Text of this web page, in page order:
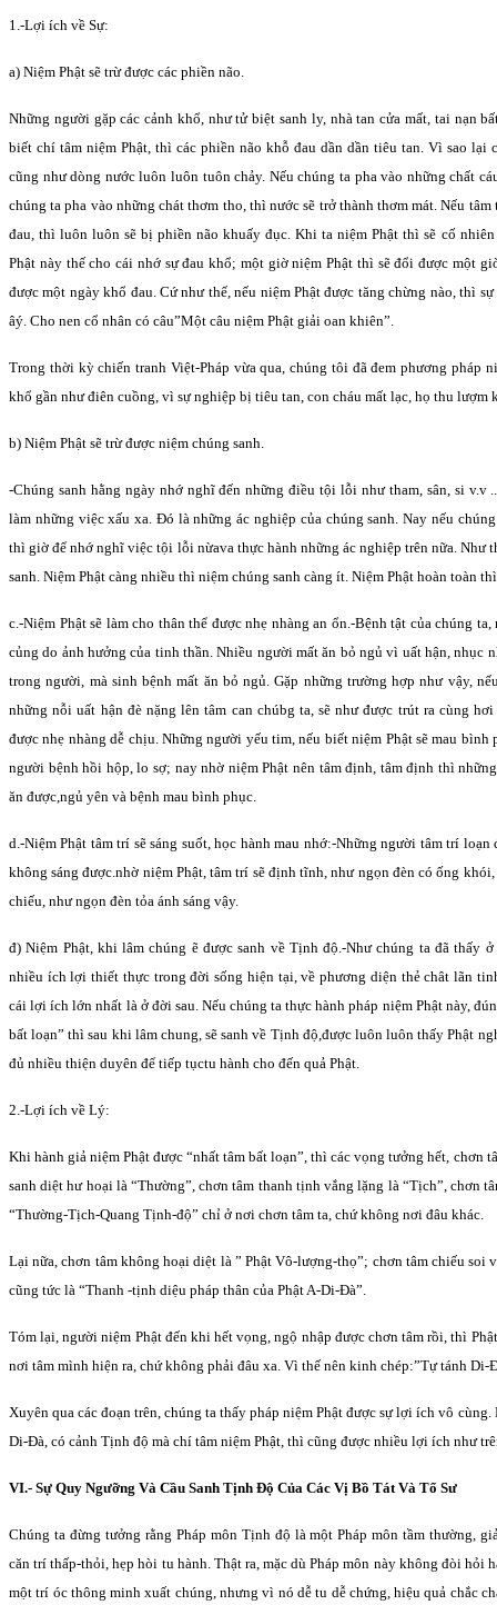
1.-Lợi ích về Sự:
a) Niệm Phật sẽ trừ được các phiền não.
Những người gặp các cảnh khổ, như tử biệt sanh ly, nhà tan cửa mất, tai nạn
biết chí tâm niệm Phật, thì các phiền não khỗ đau dần dần tiêu tan. Vì sao lại
cũng như dòng nước luôn luôn tuôn chảy. Nếu chúng ta pha vào những chất
chúng ta pha vào những chát thơm tho, thì nước sẽ trở thành thơm mát. Nếu
đau, thì luôn luôn sẽ bị phiền não khuấy đục. Khi ta niệm Phật thì sẽ cố
Phật này thế cho cái nhớ sự đau khổ; một giờ niệm Phật thì sẽ đổi được một
được một ngày khổ đau. Cứ như thế, nếu niệm Phật được tăng chừng nào, thì
âý. Cho nen cổ nhân có câu”Một câu niệm Phật giải oan khiên”.
Trong thời kỳ chiến tranh Việt-Pháp vừa qua, chúng tôi đã đem phương pháp
khổ gần như điên cuồng, vì sự nghiệp bị tiêu tan, con cháu mất lạc, họ thu lượm
b) Niệm Phật sẽ trừ được niệm chúng sanh.
-Chúng sanh hằng ngày nhớ nghĩ đến những điều tội lỗi như tham, sân, si v.v
làm những việc xấu xa. Ðó là những ác nghiệp của chúng sanh. Nay nếu
thì giờ để nhớ nghĩ việc tội lỗi nừava thực hành những ác nghiệp trên nữa. Như
sanh. Niệm Phật càng nhiều thì niệm chúng sanh càng ít. Niệm Phật hoàn toàn
c.-Niệm Phật sẽ làm cho thân thể được nhẹ nhàng an ổn.-Bệnh tật của chúng
củng do ảnh hưởng của tinh thần. Nhiều người mất ăn bỏ ngủ vì uất hận, nhục
trong người, mà sinh bệnh mất ăn bỏ ngủ. Gặp những trường hợp như vậy,
những nỗi uất hận đè nặng lên tâm can chúbg ta, sẽ như được trút ra cùng
được nhẹ nhàng dễ chịu. Những người yếu tim, nếu biết niệm Phật sẽ mau
người bệnh hồi hộp, lo sợ; nay nhờ niệm Phật nên tâm định, tâm định thì
ăn được,ngủ yên và bệnh mau bình phục.
d.-Niệm Phật tâm trí sẽ sáng suốt, học hành mau nhớ:-Những người tâm trí
không sáng được.nhờ niệm Phật, tâm trí sẽ định tĩnh, như ngọn đèn có ống
chiếu, như ngọn đèn tỏa ánh sáng vậy.
đ) Niệm Phật, khi lâm chúng ẽ được sanh về Tịnh độ.-Như chúng ta đã thấy
nhiều ích lợi thiết thực trong đời sống hiện tại, về phương diện thẻ chât lãn
cái lợi ích lớn nhất là ở đời sau. Nếu chúng ta thực hành pháp niệm Phật này,
bất loạn” thì sau khi lâm chung, sẽ sanh về Tịnh độ,được luôn luôn thấy Phật
đủ nhiều thiện duyên để tiếp tụctu hành cho đến quả Phật.
2.-Lợi ích về Lý:
Khi hành giả niệm Phật được “nhất tâm bất loạn”, thì các vọng tưởng hết, chơn
sanh diệt hư hoại là “Thường”, chơn tâm thanh tịnh vắng lặng là “Tịch”, chơn
“Thường-Tịch-Quang Tịnh-độ” chỉ ở nơi chơn tâm ta, chứ không nơi đâu khác.
Lại nữa, chơn tâm không hoại diệt là ” Phật Vô-lượng-thọ”; chơn tâm chiếu soi
cũng tức là “Thanh -tịnh diệu pháp thân của Phật A-Di-Ðà”.
Tóm lại, người niệm Phật đến khi hết vọng, ngộ nhập được chơn tâm rồi, thì
nơi tâm mình hiện ra, chứ không phải đâu xa. Vì thế nên kinh chép:”Tự tánh Di-
Xuyên qua các đoạn trên, chúng ta thấy pháp niệm Phật được sự lợi ích vô
Di-Ðà, có cảnh Tịnh độ mà chí tâm niệm Phật, thì cũng được nhiều lợi ích như
VI.- Sự Quy Ngưỡng Và Cầu Sanh Tịnh Ðộ Của Các Vị Bồ Tát Và Tổ Sư
Chúng ta đừng tưởng rằng Pháp môn Tịnh độ là một Pháp môn tầm thường,
căn trí thấp-thỏi, hẹp hòi tu hành. Thật ra, mặc dù Pháp môn này không đòi hỏi
một trí óc thông minh xuất chúng, nhưng vì nó dễ tu dễ chứng, hiệu quả chắc